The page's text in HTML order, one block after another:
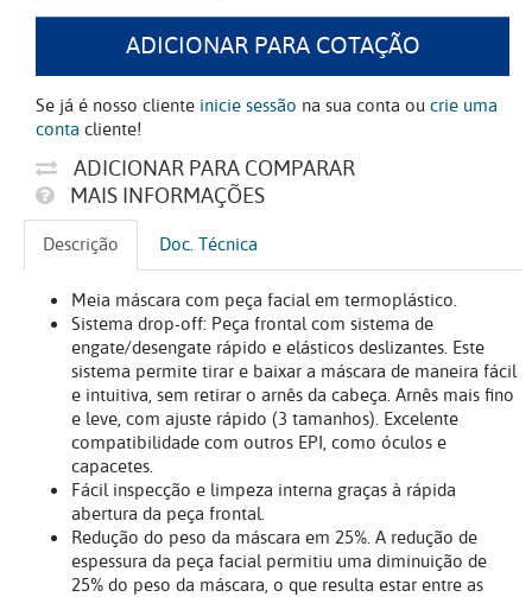
ADICIONAR PARA COTAÇÃO
Se já é nosso cliente inicie sessão na sua conta oucrie uma
conta cliente!
ADICIONAR PARA COMPARAR
MAIS INFORMAÇÕES
Descrição Doc. Técnica
Meia máscara com peça facial em termoplástico.
Sistema drop-off: Peça frontal com sistema de
engate/desengate rápido e elásticos deslizantes. Este
sistema permite tirar e baixar a máscara de maneira fácil
e intuitiva, sem retirar o arnês da cabeça. Arnês mais fino
e leve, com ajuste rápido (3 tamanhos). Excelente
compatibilidade com outros EPI, como óculos e
capacetes.
Fácil inspecção e limpeza interna graças à rápida
abertura da peça frontal.
Redução do peso da máscara em 25%. A redução de
espessura da peça facial permitiu uma diminuição de
25% do peso da máscara, o que resulta estar entre as